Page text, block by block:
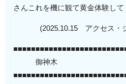
さんこれを機に観て黄金体験して
(2025.10.15 アクセス
御神木